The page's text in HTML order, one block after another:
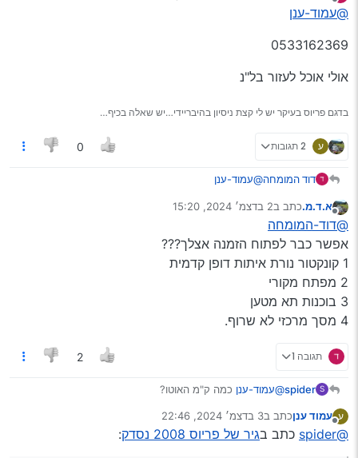
מוסכניק אחר שלהכתי אליו אמר ששום אפוקסי לא יחזיק
מה דעתכם מה לעשות?
מנותק
@עמוד-ענן
0533162369
אולי אוכל לעזור בל"נ
בדגם פריוס בעיקר יש לי קצת ניסיון בהיבריידי…יש שאלה בכיף…
ע 2 תגובות 0
דוד המומחה@עמוד-ענן
0533162369
אולי אוכל לעזור בל"נ
מנותק
א.ד.מ.כתב ב2 בדצמ׳ 2024, 15:20
נערך לאחרונה על ידי
@דוד-המומחה
אפשר כבר לפתוח הזמנה אצלך???
1 קונקטור נורת איתות דופן קדמית
2 מפתח מקורי
3 בוכנות תא מטען
4 מסך מרכזי לא שרוף.
תגובה 1 2
S
spider@עמוד-ענן כמה ק"מ האוטו?
ע
מנותק
עמוד ענןכתב ב3 בדצמ׳ 2024, 22:46
נערך לאחרונה על ידי
@spider כתב בגיר של פריוס 2008 נסדק :